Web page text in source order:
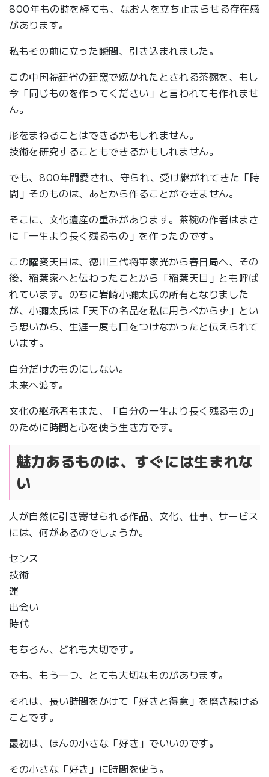
800年もの時を経ても、なお人を立ち止まらせる存在感
があります。
私もその前に立った瞬間、引き込まれました。
この中国福建省の建窯で焼かれたとされる茶碗を、もし
今「同じものを作ってください」と言われても作れませ
ん。
形をまねることはできるかもしれません。
技術を研究することもできるかもしれません。
でも、800年間愛され、守られ、受け継がれてきた「時
間」そのものは、あとから作ることができません。
そこに、文化遺産の重みがあります。茶碗の作者はまさ
に「一生より長く残るもの」を作ったのです。
この曜変天目は、徳川三代将軍家光から春日局へ、その
後、稲葉家へと伝わったことから「稲葉天目」とも呼ば
れています。のちに岩崎小彌太氏の所有となりました
が、小彌太氏は「天下の名品を私に用うべからず」とい
う思いから、生涯一度も口をつけなかったと伝えられて
います。
自分だけのものにしない。
未来へ渡す。
文化の継承者もまた、「自分の一生より長く残るもの」
のために時間と心を使う生き方です。
魅力あるものは、すぐには生まれな
い
人が自然に引き寄せられる作品、文化、仕事、サービス
には、何があるのでしょうか。
センス
技術
運
出会い
時代
もちろん、どれも大切です。
でも、もう一つ、とても大切なものがあります。
それは、長い時間をかけて「好きと得意」を磨き続ける
ことです。
最初は、ほんの小さな「好き」でいいのです。
その小さな「好き」に時間を使う。